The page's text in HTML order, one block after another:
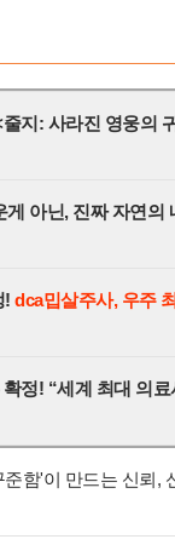
지: 사라진 영웅의
아닌, 진짜 자연의
!dca밉살주사, 우주
확정! “세계 최대 의
함'이 만드는 신뢰,